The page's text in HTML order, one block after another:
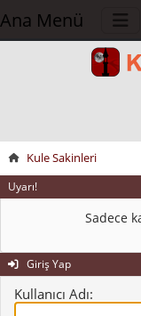
Ana Menü
Kule Sakinleri
Uyarı!
Sadece
Giriş Yap
Kullanıcı Adı: